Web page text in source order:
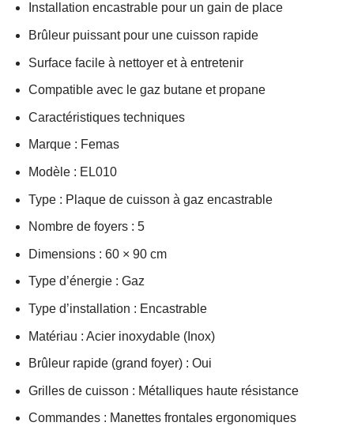
Installation encastrable pour un gain de place
Brûleur puissant pour une cuisson rapide
Surface facile à nettoyer et à entretenir
Compatible avec le gaz butane et propane
Caractéristiques techniques
Marque : Femas
Modèle : EL010
Type : Plaque de cuisson à gaz encastrable
Nombre de foyers : 5
Dimensions : 60 × 90 cm
Type d’énergie : Gaz
Type d’installation : Encastrable
Matériau : Acier inoxydable (Inox)
Brûleur rapide (grand foyer) : Oui
Grilles de cuisson : Métalliques haute résistance
Commandes : Manettes frontales ergonomiques